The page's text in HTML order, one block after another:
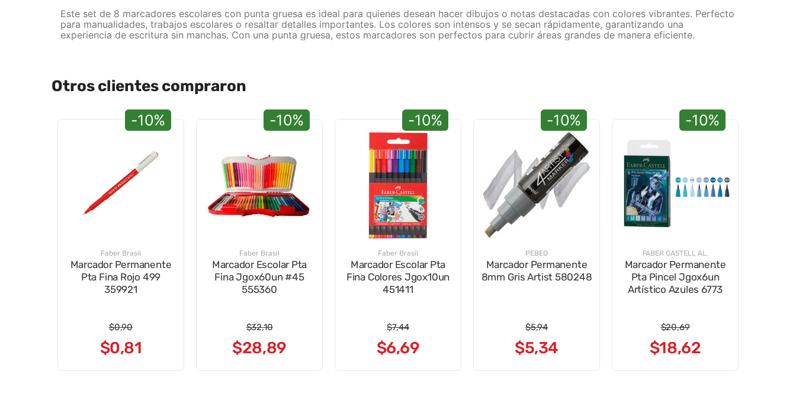
Este set de 8 marcadores escolares con punta gruesa es ideal para quienes desean hacer dibujos o notas destacadas con colores vibrantes. Perfecto
para manualidades, trabajos escolares o resaltar detalles importantes. Los colores son intensos y se secan rápidamente, garantizando una
experiencia de escritura sin manchas. Con una punta gruesa, estos marcadores son perfectos para cubrir áreas grandes de manera eficiente.
Otros clientes compraron
-10%
Faber Brasil
Marcador Permanente
Pta Fina Rojo 499
359921
$0,90
$0,81
-10%
Faber Brasil
Marcador Escolar Pta
Fina Jgox60un #45
555360
$32,10
$28,89
-10%
Faber Brasil
Marcador Escolar Pta
Fina Colores Jgox10un
451411
$7,44
$6,69
-10%
PEBEO
Marcador Permanente
8mm Gris Artist 580248
$5,94
$5,34
-10%
FABER CASTELL AL.
Marcador Permanente
Pta Pincel Jgox6un
Artístico Azules 6773
$20,69
$18,62